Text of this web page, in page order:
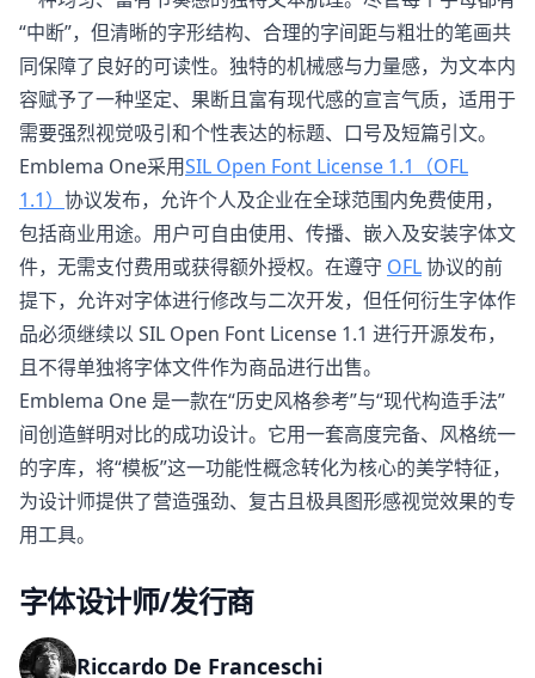
“中断”，但清晰的字形结构、合理的字间距与粗壮的笔画共
同保障了良好的可读性。独特的机械感与力量感，为文本内
容赋予了一种坚定、果断且富有现代感的宣言气质，适用于
需要强烈视觉吸引和个性表达的标题、口号及短篇引文。
Emblema One采用SIL Open Font License 1.1（OFL
1.1） 协议发布，允许个人及企业在全球范围内免费使用，
包括商业用途。用户可自由使用、传播、嵌入及安装字体文
件，无需支付费用或获得额外授权。在遵守 OFL协议的前
提下，允许对字体进行修改与二次开发，但任何衍生字体作
品必须继续以 SIL Open Font License 1.1 进行开源发布，
且不得单独将字体文件作为商品进行出售。
Emblema One 是一款在“历史风格参考”与“现代构造手法”
间创造鲜明对比的成功设计。它用一套高度完备、风格统一
的字库，将“模板”这一功能性概念转化为核心的美学特征，
为设计师提供了营造强劲、复古且极具图形感视觉效果的专
用工具。
字体设计师/发行商
Riccardo De Franceschi